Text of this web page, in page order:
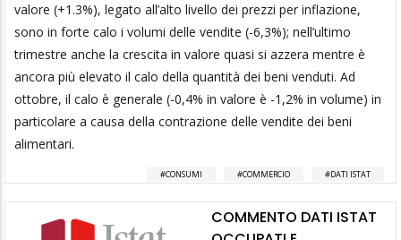
valore (+1.3%), legato all’alto livello dei prezzi per inflazione,
sono in forte calo i volumi delle vendite (-6,3%); nell’ultimo
trimestre anche la crescita in valore quasi si azzera mentre è
ancora più elevato il calo della quantità dei beni venduti. Ad
ottobre, il calo è generale (-0,4% in valore è -1,2% in volume) in
particolare a causa della contrazione delle vendite dei beni
alimentari.
CONSUMI COMMERCIO DATI ISTAT
COMMENTO DATI ISTAT